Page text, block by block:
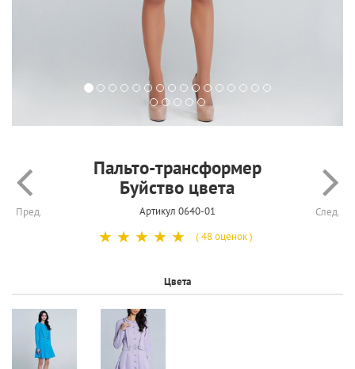
Пред.
Пальто-трансформер
Буйство цвета
Артикул 0640-01 След.
☆
☆
☆
☆
☆ ( 48 оценок )
Цвета